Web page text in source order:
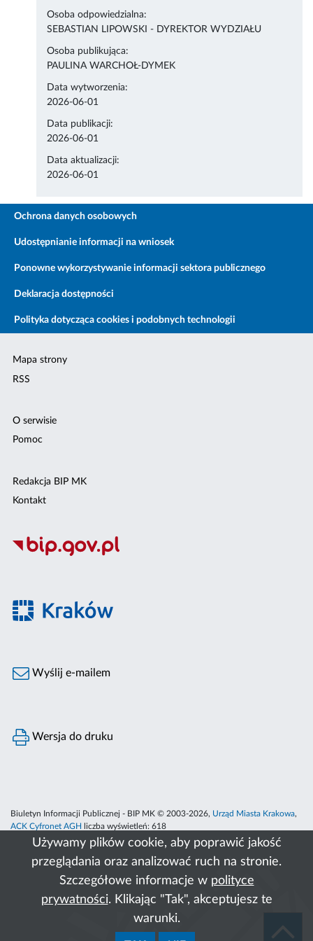
Używamy plików cookie, aby poprawić jakość
przeglądania oraz analizować ruch na stronie.
Szczegółowe informacje w polityce
prywatności. Klikając "Tak", akceptujesz te
warunki.
Osoba odpowiedzialna:
SEBASTIAN LIPOWSKI - DYREKTOR WYDZIAŁU
Osoba publikująca:
PAULINA WARCHOŁ-DYMEK
Data wytworzenia:
2026-06-01
Data publikacji:
2026-06-01
Data aktualizacji:
2026-06-01
Ochrona danych osobowych
Udostępnianie informacji na wniosek
Ponowne wykorzystywanie informacji sektora publicznego
Deklaracja dostępności
Polityka dotycząca cookies i podobnych technologii
Mapa strony
RSS
O serwisie
Pomoc
Redakcja BIP MK
Kontakt
Wyślij e-mailem
Wersja do druku
Biuletyn Informacji Publicznej - BIP MK © 2003-2026, Urząd Miasta Krakowa,
ACK Cyfronet AGH
liczba wyświetleń: 618